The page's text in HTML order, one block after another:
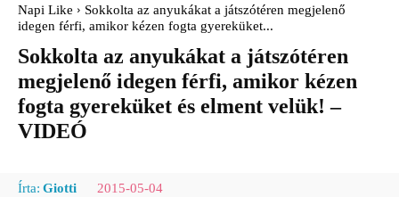
Napi Like
Sokkolta az anyukákat a játszótéren megjelenő
idegen férfi, amikor kézen fogta gyereküket...
Sokkolta az anyukákat a játszótéren
megjelenő idegen férfi, amikor kézen
fogta gyereküket és elment velük! –
VIDEÓ
Írta: Giotti 2015-05-04